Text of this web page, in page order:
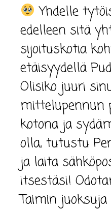
Yhdelle
edelleen sitä
sijoituskotia
etäisyydellä
Olisiko juuri
mittelupennun
kotona ja
olla, tutustu
ja laita
itsestäsi!
Taimin